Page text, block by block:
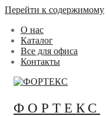
Перейти к содержимому
О нас
Каталог
Все для офиса
Контакты
ФОРТЕКС